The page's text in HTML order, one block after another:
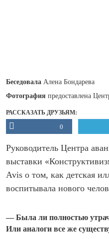
Беседовала Алена Бондарева
Фотография предоставлена
РАССКАЗАТЬ ДРУЗЬЯМ:
0
Руководитель Центра
выставки
Avis о том, как детская
воспитывала нового
— Была ли полностью
Или аналоги все же